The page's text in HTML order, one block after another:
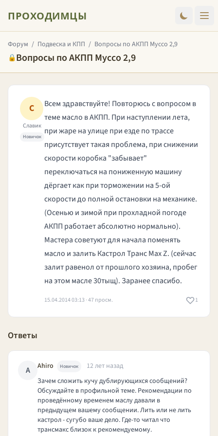
ПРОХОДИМЦЫ
Форум / Подвеска и КПП / Вопросы по АКПП Муссо 2,9
🔒 Вопросы по АКПП Муссо 2,9
С
Славик
Новичок
Всем здравствуйте! Повторюсь с вопросом в
теме масло в АКПП. При наступлении лета,
при жаре на улице при езде по трассе
присутствует такая проблема, при снижении
скорости коробка "забывает"
переключаться на пониженную машину
дёргает как при торможении на 5-ой
скорости до полной остановки на механике.
(Осенью и зимой при прохладной погоде
АКПП работает абсолютно нормально).
Мастера советуют для начала поменять
масло и залить Кастрол Транс Мах Z. (сейчас
залит равенол от прошлого хозяина, пробег
на этом масле 30тыщ). Заранее спасибо.
15.04.2014 03:13 · 47 просм. 1
Ответы
A Ahiro Новичок
12 лет назад
Зачем сложить кучу дублирующихся сообщений?
Обсуждайте в профильной теме. Рекомендации по
проведённому временем маслу давали в
предыдущем вашему сообщении. Лить или не лить
кастрол - сугубо ваше дело. Где-то читал что
трансмакс близок к рекомендуемому.